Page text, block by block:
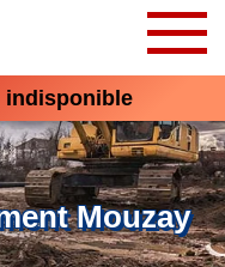
indisponible
Mouzay